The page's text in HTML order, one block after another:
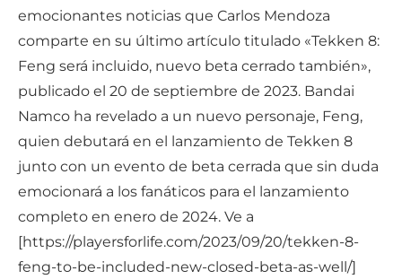
emocionantes noticias que Carlos Mendoza
comparte en su último artículo titulado «Tekken 8:
Feng será incluido, nuevo beta cerrado también»,
publicado el 20 de septiembre de 2023. Bandai
Namco ha revelado a un nuevo personaje, Feng,
quien debutará en el lanzamiento de Tekken 8
junto con un evento de beta cerrada que sin duda
emocionará a los fanáticos para el lanzamiento
completo en enero de 2024. Ve a
[https://playersforlife.com/2023/09/20/tekken-8-
feng-to-be-included-new-closed-beta-as-well/]